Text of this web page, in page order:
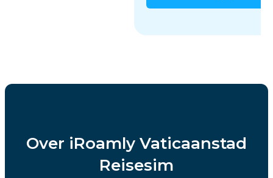
Over iRoamly Vaticaanstad
Reisesim